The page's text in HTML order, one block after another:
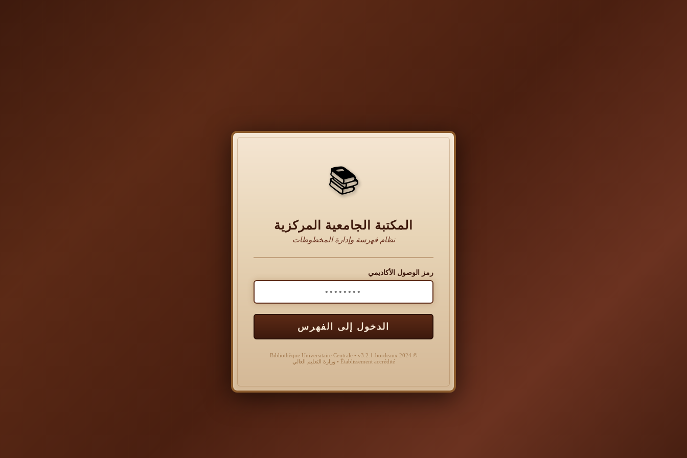
📚
المكتبة الجامعية المركزية
نظام فهرسة وإدارة المخطوطات
رمز الوصول الأكاديمي
الدخول إلى الفهرس
© 2024 Bibliothèque Universitaire Centrale • v3.2.1-bordeaux
Établissement accrédité • وزارة التعليم العالي